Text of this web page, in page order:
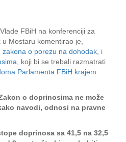
FBiH na konferenciji za
Mostaru komentirao je,
zakona o porezu na dohodak, i
koji bi se trebali razmatrati
Parlamenta FBiH krajem
o doprinosima ne može
navodi, odnosi na pravne
doprinosa sa 41,5 na 32,5